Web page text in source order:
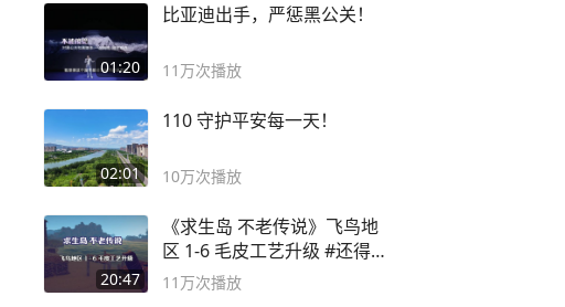
01:20
比亚迪出手，严惩黑公关！
11万次播放
02:01
110 守护平安每一天！
10万次播放
20:47
《求生岛 不老传说》飞鸟地
区 1-6 毛皮工艺升级 #还得是
主机大作
11万次播放